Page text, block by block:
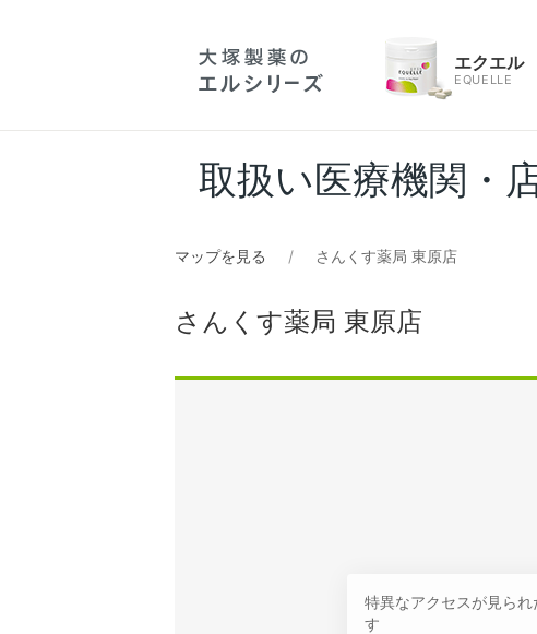
エクエル
EQUELLE
取扱い医療機関・
マップを見る さんくす薬局 東原店
さんくす薬局 東原店
特異なアクセスが見ら
す